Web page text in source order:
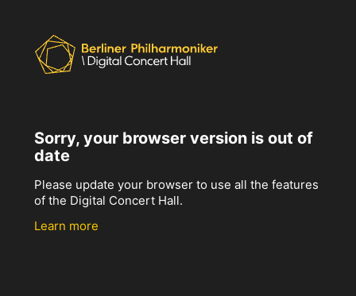
Sorry, your browser version is out of
date
Please update your browser to use all the features
of the Digital Concert Hall.
Learn more